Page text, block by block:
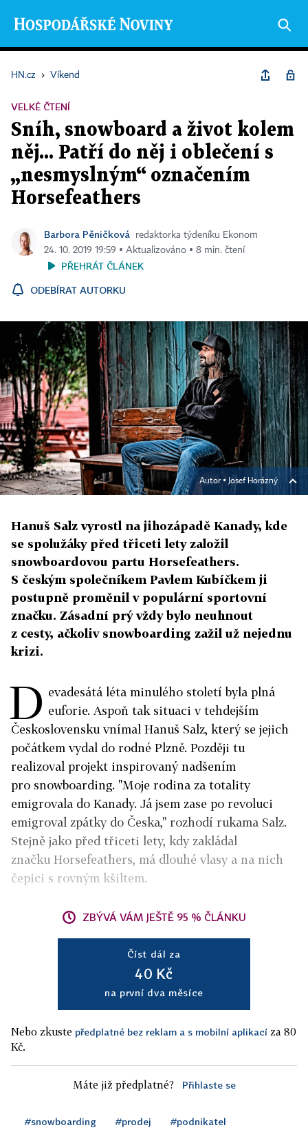
HN.cz › Víkend
VELKÉ ČTENÍ
Sníh, snowboard a život kolem
něj... Patří do něj i oblečení s
„nesmyslným“ označením
Horsefeathers
Barbora Pěničková
redaktorka týdeníku Ekonom
24. 10. 2019 19:59 ▪ Aktualizováno ▪ 8 min. čtení
PŘEHRÁT ČLÁNEK
ODEBÍRAT AUTORKU
Autor ▪ Josef Horázný
Hanuš Salz vyrostl na jihozápadě Kanady, kde
se spolužáky před třiceti lety založil
snowboardovou partu Horsefeathers.
S českým společníkem Pavlem Kubíčkem ji
postupně proměnil v populární sportovní
značku. Zásadní prý vždy bylo neuhnout
z cesty, ačkoliv snowboarding zažil už nejednu
krizi.
D evadesátá léta minulého století byla plná
euforie. Aspoň tak situaci v tehdejším
Československu vnímal Hanuš Salz, který se jejich
počátkem vydal do rodné Plzně. Později tu
realizoval projekt inspirovaný nadšením
pro snowboarding. "Moje rodina za totality
emigrovala do Kanady. Já jsem zase po revoluci
emigroval zpátky do Česka," rozhodí rukama Salz.
Stejně jako před třiceti lety, kdy zakládal
značku Horsefeathers, má dlouhé vlasy a na nich
čepici s rovným kšiltem.
ZBÝVÁ VÁM JEŠTĚ 95 % ČLÁNKU
Číst dál za
40 Kč
na první dva měsíce
Nebo zkuste předplatné bez reklam a s mobilní aplikací za 80
Kč.
Máte již předplatné? Přihlaste se
#snowboarding #prodej #podnikatel